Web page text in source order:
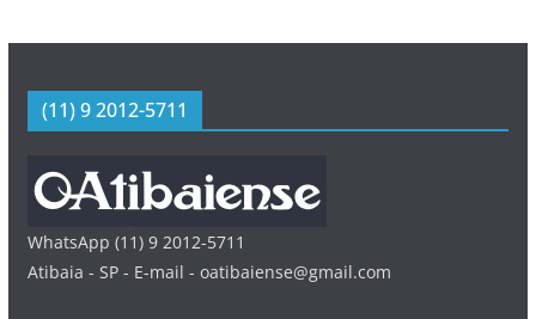
(11) 9 2012-5711
WhatsApp (11) 9 2012-5711
Atibaia - SP - E-mail - oatibaiense@gmail.com